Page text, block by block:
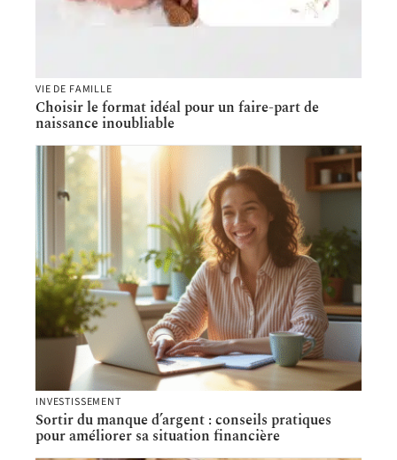
VIE DE FAMILLE
Choisir le format idéal pour un faire-part de
naissance inoubliable
INVESTISSEMENT
Sortir du manque d’argent : conseils pratiques
pour améliorer sa situation financière